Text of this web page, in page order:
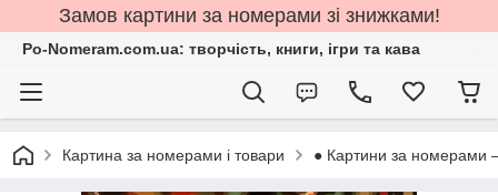
Замов картини за номерами зі знижками!
Po-Nomeram.com.ua: творчість, книги, ігри та кава
Картина за номерами і товари ● Картини за номерами